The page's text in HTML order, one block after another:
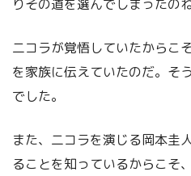
りその道を選んでしまったのね
二コラが覚悟していたからこ
を家族に伝えていたのだ。そ
でした。
また、二コラを演じる岡本圭
ることを知っているからこそ